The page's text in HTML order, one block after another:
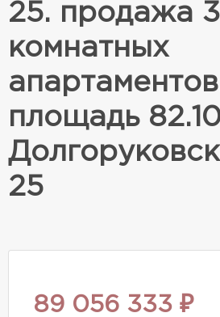
25. продажа
комнатных
площадь
25
89 056 333 ₽